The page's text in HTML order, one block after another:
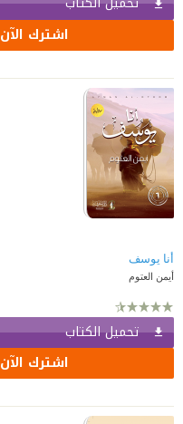
اشترك الآن
أنا يوسف
أيمن العتوم
تحميل الكتاب
اشترك الآن